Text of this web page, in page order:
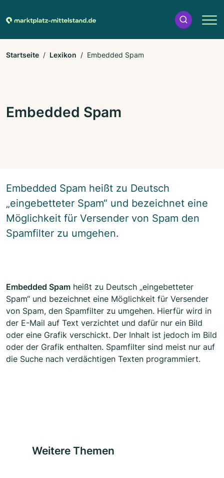
Startseite Lexikon Embedded Spam
Embedded Spam
Embedded Spam heißt zu Deutsch
„eingebetteter Spam“ und bezeichnet eine
Möglichkeit für Versender von Spam den
Spamfilter zu umgehen.
Embedded Spam heißt zu Deutsch „eingebetteter
Spam“ und bezeichnet eine Möglichkeit für Versender
von Spam, den Spamfilter zu umgehen. Hierfür wird in
der E-Mail auf Text verzichtet und dafür nur ein Bild
oder eine Grafik verschickt. Der Inhalt ist jedoch im Bild
oder der Grafik enthalten. Spamfilter sind meist nur auf
die Suche nach verdächtigen Texten programmiert.
Weitere Themen